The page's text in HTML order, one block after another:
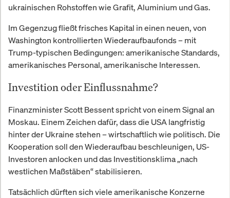
ukrainischen Rohstoffen wie Grafit, Aluminium und Gas.
Im Gegenzug fließt frisches Kapital in einen neuen, von
Washington kontrollierten Wiederaufbaufonds – mit
Trump-typischen Bedingungen: amerikanische Standards,
amerikanisches Personal, amerikanische Interessen.
Investition oder Einflussnahme?
Finanzminister Scott Bessent spricht von einem Signal an
Moskau. Einem Zeichen dafür, dass die USA langfristig
hinter der Ukraine stehen – wirtschaftlich wie politisch. Die
Kooperation soll den Wiederaufbau beschleunigen, US-
Investoren anlocken und das Investitionsklima „nach
westlichen Maßstäben“ stabilisieren.
Tatsächlich dürften sich viele amerikanische Konzerne